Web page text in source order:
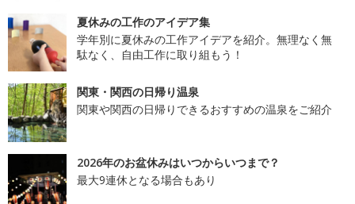
夏休みの工作のアイデア集
学年別に夏休みの工作アイデアを紹介。無理なく無
駄なく、自由工作に取り組もう！
関東・関西の日帰り温泉
関東や関西の日帰りできるおすすめの温泉をご紹介
2026年のお盆休みはいつからいつまで？
最大9連休となる場合もあり